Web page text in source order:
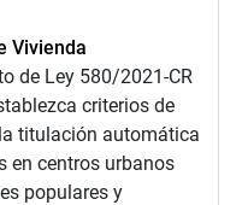
Vivienda
de Ley 580/2021-CR
criterios de
titulación automática
en centros urbanos
populares y